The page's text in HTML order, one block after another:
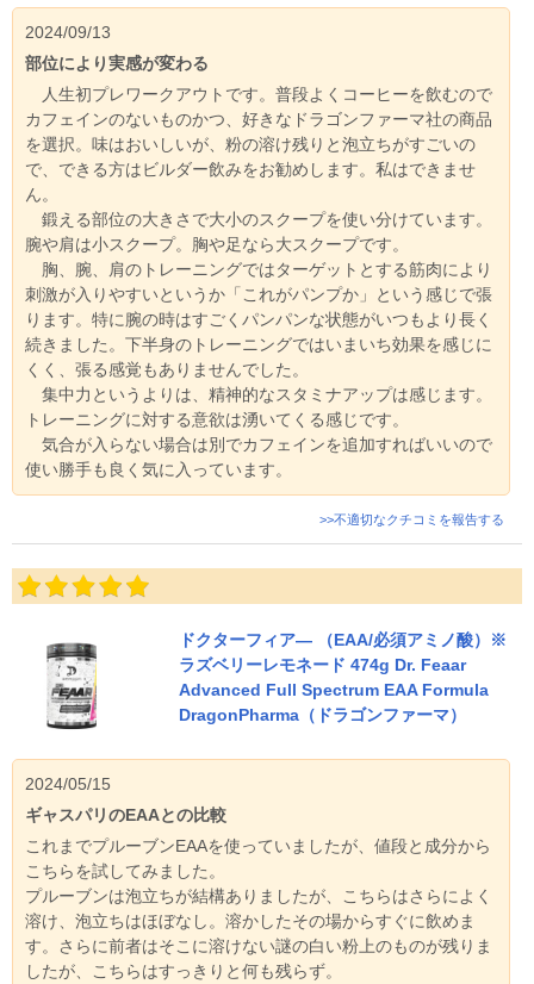
2024/09/13
部位により実感が変わる
人生初プレワークアウトです。普段よくコーヒーを飲むので
カフェインのないものかつ、好きなドラゴンファーマ社の商品
を選択。味はおいしいが、粉の溶け残りと泡立ちがすごいの
で、できる方はビルダー飲みをお勧めします。私はできませ
ん。
鍛える部位の大きさで大小のスクープを使い分けています。
腕や肩は小スクープ。胸や足なら大スクープです。
胸、腕、肩のトレーニングではターゲットとする筋肉により
刺激が入りやすいというか「これがパンプか」という感じで張
ります。特に腕の時はすごくパンパンな状態がいつもより長く
続きました。下半身のトレーニングではいまいち効果を感じに
くく、張る感覚もありませんでした。
集中力というよりは、精神的なスタミナアップは感じます。
トレーニングに対する意欲は湧いてくる感じです。
気合が入らない場合は別でカフェインを追加すればいいので
使い勝手も良く気に入っています。
>>不適切なクチコミを報告する
ドクターフィア― （EAA/必須アミノ酸）※
ラズベリーレモネード 474g Dr. Feaar
Advanced Full Spectrum EAA Formula
DragonPharma（ドラゴンファーマ）
2024/05/15
ギャスパリのEAAとの比較
これまでプルーブンEAAを使っていましたが、値段と成分から
こちらを試してみました。
プルーブンは泡立ちが結構ありましたが、こちらはさらによく
溶け、泡立ちはほぼなし。溶かしたその場からすぐに飲めま
す。さらに前者はそこに溶けない謎の白い粉上のものが残りま
したが、こちらはすっきりと何も残らず。